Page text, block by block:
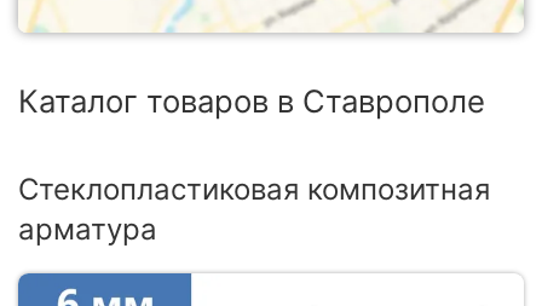
Каталог товаров в Ставрополе
Стеклопластиковая композитная
арматура